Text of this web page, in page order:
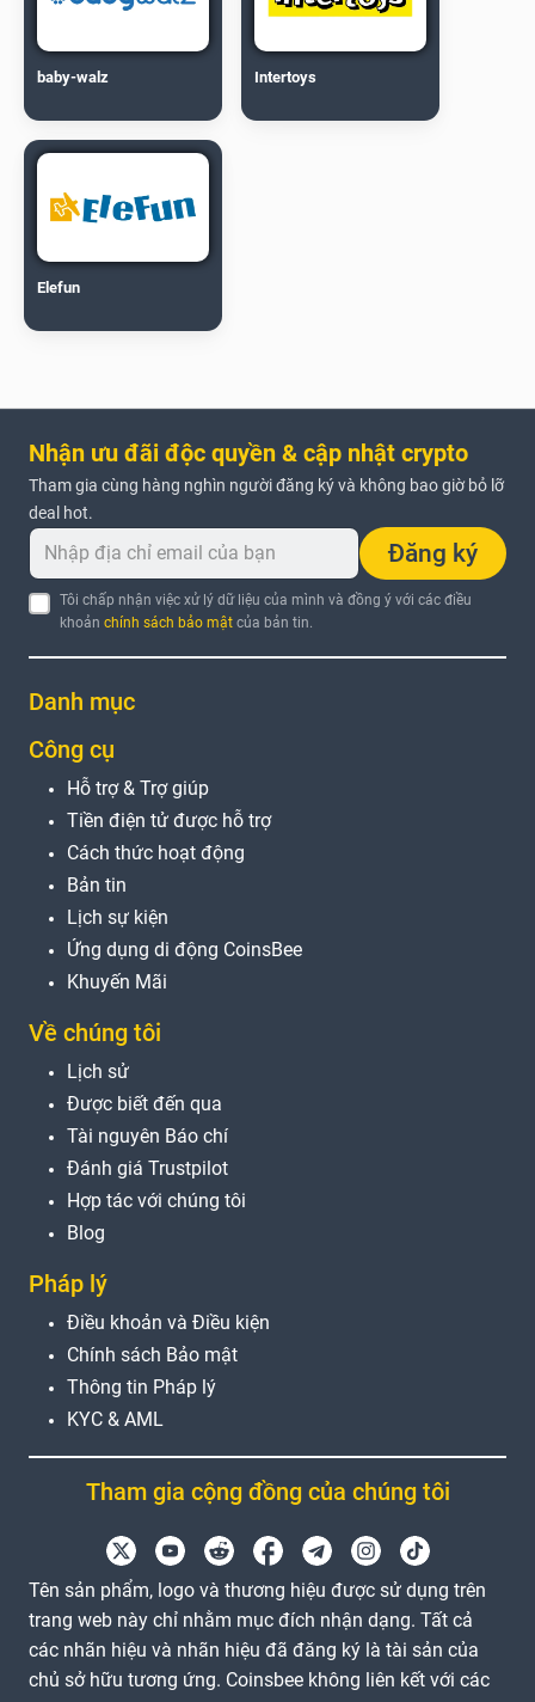
baby-walz Intertoys
Elefun
Nhận ưu đãi độc quyền & cập nhật crypto
Tham gia cùng hàng nghìn người đăng ký và không bao giờ bỏ lỡ
deal hot.
Đăng ký
Tôi chấp nhận việc xử lý dữ liệu của mình và đồng ý với các điều
khoảnchính sách bảo mật của bản tin.
Danh mục
Công cụ
Hỗ trợ & Trợ giúp
Tiền điện tử được hỗ trợ
Cách thức hoạt động
Bản tin
Lịch sự kiện
Ứng dụng di động CoinsBee
Khuyến Mãi
Về chúng tôi
Lịch sử
Được biết đến qua
Tài nguyên Báo chí
Đánh giá Trustpilot
Hợp tác với chúng tôi
Blog
Pháp lý
Điều khoản và Điều kiện
Chính sách Bảo mật
Thông tin Pháp lý
KYC & AML
Tham gia cộng đồng của chúng tôi
Tên sản phẩm, logo và thương hiệu được sử dụng trên
trang web này chỉ nhằm mục đích nhận dạng. Tất cả
các nhãn hiệu và nhãn hiệu đã đăng ký là tài sản của
chủ sở hữu tương ứng. Coinsbee không liên kết với các